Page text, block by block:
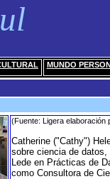
MUNDO
(Fuente: Ligera elaboración
Catherine ("Cathy")
sobre ciencia de
Lede en Prácticas de
como Consultora de